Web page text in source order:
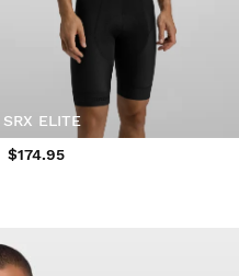
SRX ELITE
$174.95